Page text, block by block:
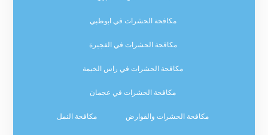
مكافحة الحشرات في ابوظبي
مكافحة الحشرات في الفجيرة
مكافحة الحشرات في راس الخيمة
مكافحة الحشرات في عجمان
مكافحة الحشرات والقوارض مكافحة النمل